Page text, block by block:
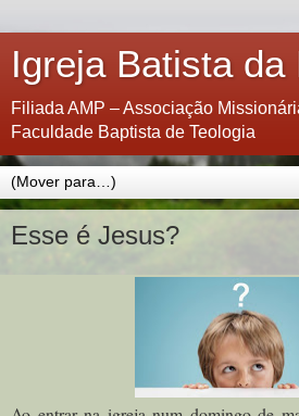
Igreja Batista da
Filiada AMP – Associação
Faculdade Baptista de Teologia
Esse é Jesus?